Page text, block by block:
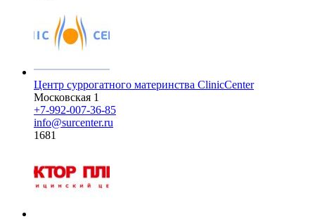
Центр суррогатного материнства ClinicCenter
Московская 1
+7-992-007-36-85
info@surcenter.ru
1681